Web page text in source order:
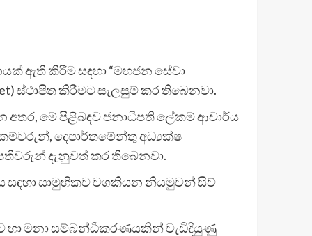
ඇති කිරීම සඳහා “මහජන සේවා
ස්ථාපිත කිරීමට සැලසුම් කර තිබෙනවා.
අතර, මේ පිළිබඳව ජනාධිපති ලේකම් ආචාර්ය
දෙපාර්තමේන්තු අධ්‍යක්ෂ
දැනුවත් කර තිබෙනවා.
සඳහා සාමුහිකව වගකියන නියමුවන් සිව්
හා මනා සම්බන්ධීකරණයකින් වැඩිදියුණු